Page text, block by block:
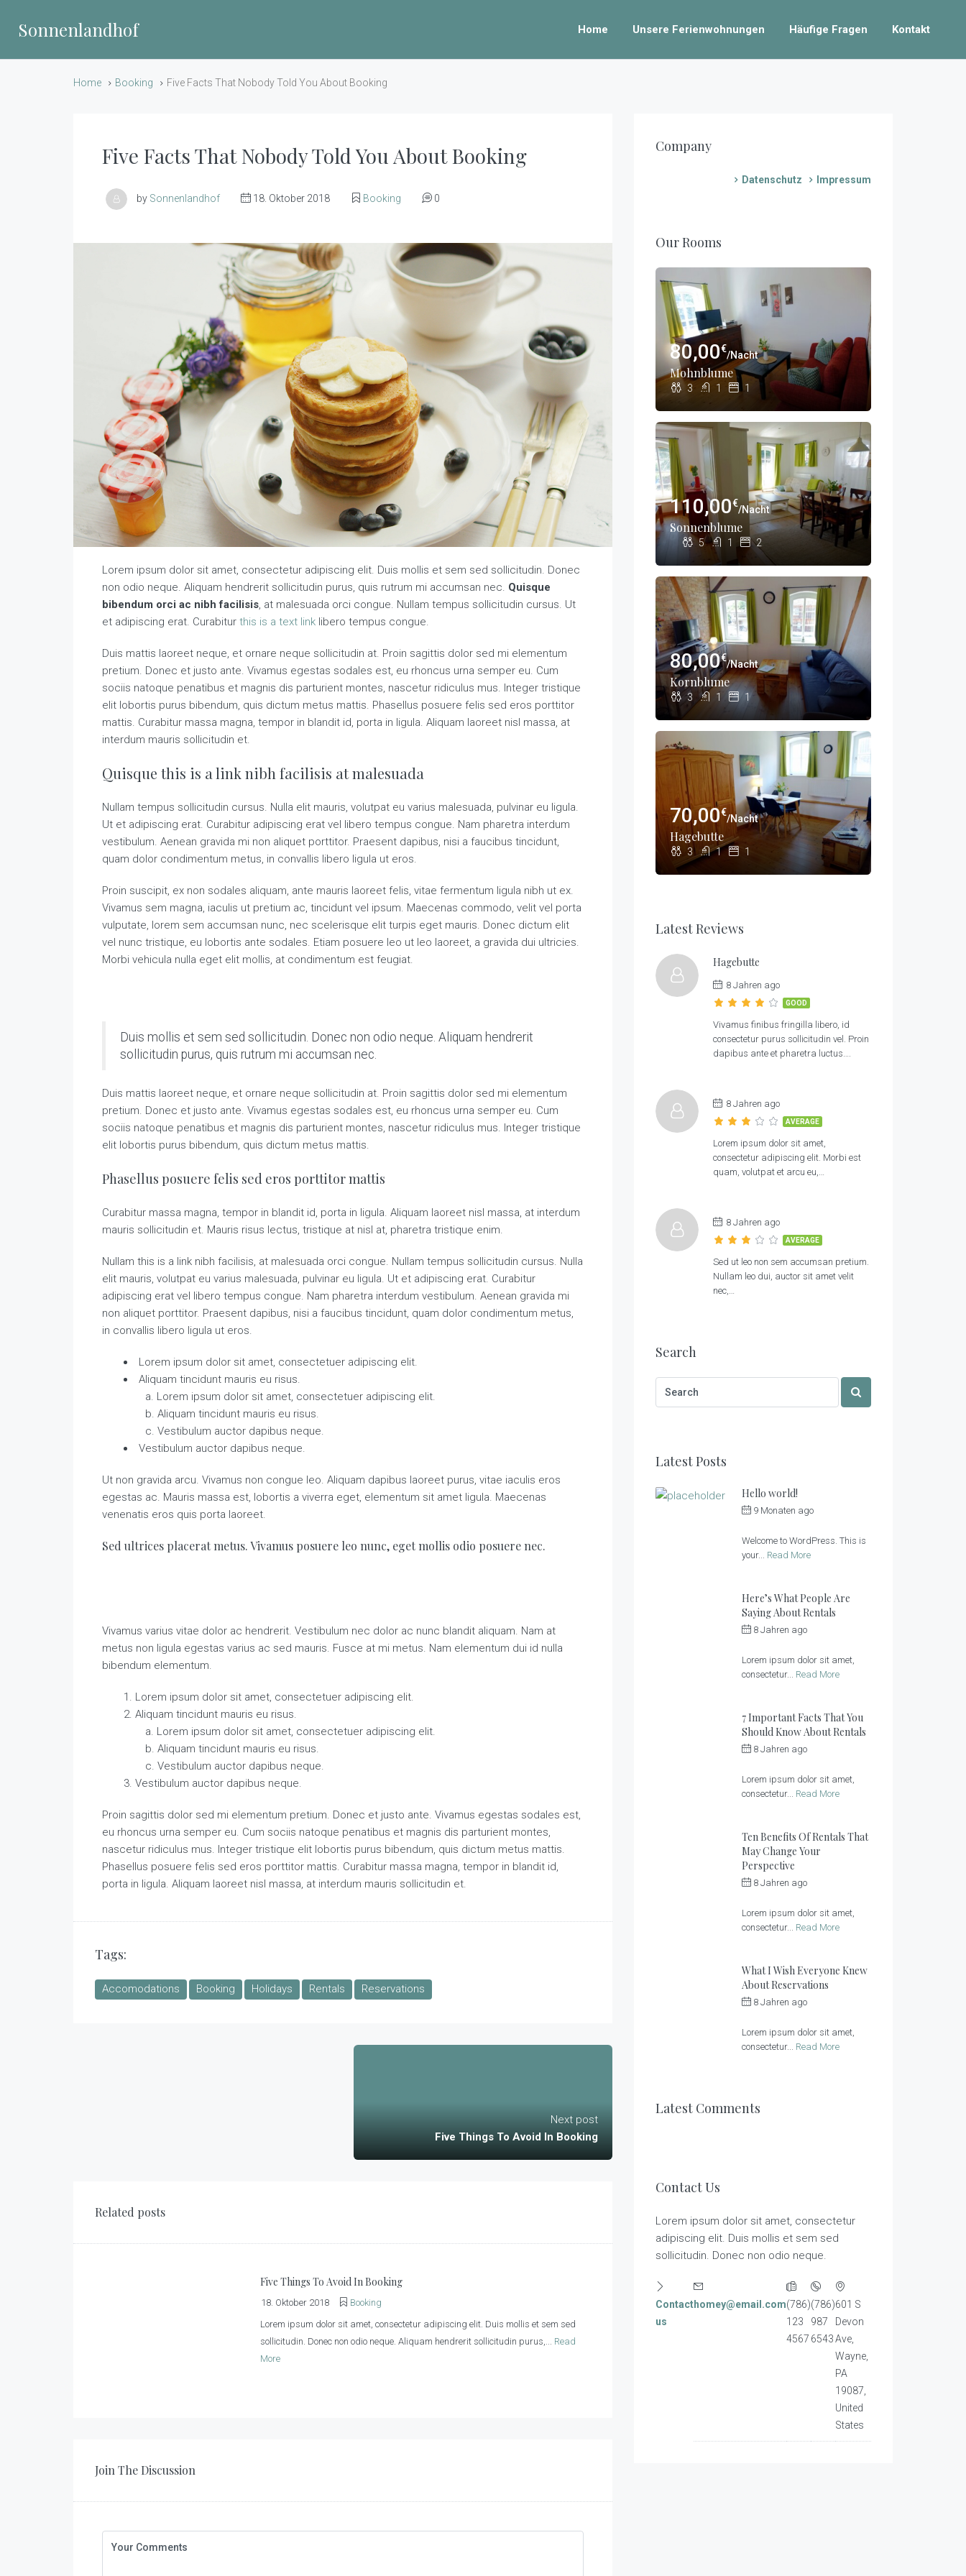
Sonnenlandhof Home Unsere Ferienwohnungen Häufige Fragen Kontakt
Home Booking Five Facts That Nobody Told You About Booking
Five Facts That Nobody Told You About Booking
by Sonnenlandhof 18. Oktober 2018 Booking 0
Lorem ipsum dolor sit amet, consectetur adipiscing elit. Duis mollis et sem sed sollicitudin. Donec
non odio neque. Aliquam hendrerit sollicitudin purus, quis rutrum mi accumsan nec. Quisque
bibendum orci ac nibh facilisis , at malesuada orci congue. Nullam tempus sollicitudin cursus. Ut
et adipiscing erat. Curabitur this is a text link libero tempus congue.
Duis mattis laoreet neque, et ornare neque sollicitudin at. Proin sagittis dolor sed mi elementum
pretium. Donec et justo ante. Vivamus egestas sodales est, eu rhoncus urna semper eu. Cum
sociis natoque penatibus et magnis dis parturient montes, nascetur ridiculus mus. Integer tristique
elit lobortis purus bibendum, quis dictum metus mattis. Phasellus posuere felis sed eros porttitor
mattis. Curabitur massa magna, tempor in blandit id, porta in ligula. Aliquam laoreet nisl massa, at
interdum mauris sollicitudin et.
Quisque this is a link nibh facilisis at malesuada
Nullam tempus sollicitudin cursus. Nulla elit mauris, volutpat eu varius malesuada, pulvinar eu ligula.
Ut et adipiscing erat. Curabitur adipiscing erat vel libero tempus congue. Nam pharetra interdum
vestibulum. Aenean gravida mi non aliquet porttitor. Praesent dapibus, nisi a faucibus tincidunt,
quam dolor condimentum metus, in convallis libero ligula ut eros.
Proin suscipit, ex non sodales aliquam, ante mauris laoreet felis, vitae fermentum ligula nibh ut ex.
Vivamus sem magna, iaculis ut pretium ac, tincidunt vel ipsum. Maecenas commodo, velit vel porta
vulputate, lorem sem accumsan nunc, nec scelerisque elit turpis eget mauris. Donec dictum elit
vel nunc tristique, eu lobortis ante sodales. Etiam posuere leo ut leo laoreet, a gravida dui ultricies.
Morbi vehicula nulla eget elit mollis, at condimentum est feugiat.
Duis mollis et sem sed sollicitudin. Donec non odio neque. Aliquam hendrerit
sollicitudin purus, quis rutrum mi accumsan nec.
Duis mattis laoreet neque, et ornare neque sollicitudin at. Proin sagittis dolor sed mi elementum
pretium. Donec et justo ante. Vivamus egestas sodales est, eu rhoncus urna semper eu. Cum
sociis natoque penatibus et magnis dis parturient montes, nascetur ridiculus mus. Integer tristique
elit lobortis purus bibendum, quis dictum metus mattis.
Phasellus posuere felis sed eros porttitor mattis
Curabitur massa magna, tempor in blandit id, porta in ligula. Aliquam laoreet nisl massa, at interdum
mauris sollicitudin et. Mauris risus lectus, tristique at nisl at, pharetra tristique enim.
Nullam this is a link nibh facilisis, at malesuada orci congue. Nullam tempus sollicitudin cursus. Nulla
elit mauris, volutpat eu varius malesuada, pulvinar eu ligula. Ut et adipiscing erat. Curabitur
adipiscing erat vel libero tempus congue. Nam pharetra interdum vestibulum. Aenean gravida mi
non aliquet porttitor. Praesent dapibus, nisi a faucibus tincidunt, quam dolor condimentum metus,
in convallis libero ligula ut eros.
Lorem ipsum dolor sit amet, consectetuer adipiscing elit.
Aliquam tincidunt mauris eu risus.
Lorem ipsum dolor sit amet, consectetuer adipiscing elit.
Aliquam tincidunt mauris eu risus.
Vestibulum auctor dapibus neque.
Vestibulum auctor dapibus neque.
Ut non gravida arcu. Vivamus non congue leo. Aliquam dapibus laoreet purus, vitae iaculis eros
egestas ac. Mauris massa est, lobortis a viverra eget, elementum sit amet ligula. Maecenas
venenatis eros quis porta laoreet.
Sed ultrices placerat metus. Vivamus posuere leo nunc, eget mollis odio posuere nec.
Vivamus varius vitae dolor ac hendrerit. Vestibulum nec dolor ac nunc blandit aliquam. Nam at
metus non ligula egestas varius ac sed mauris. Fusce at mi metus. Nam elementum dui id nulla
bibendum elementum.
Lorem ipsum dolor sit amet, consectetuer adipiscing elit.
Aliquam tincidunt mauris eu risus.
Lorem ipsum dolor sit amet, consectetuer adipiscing elit.
Aliquam tincidunt mauris eu risus.
Vestibulum auctor dapibus neque.
Vestibulum auctor dapibus neque.
Proin sagittis dolor sed mi elementum pretium. Donec et justo ante. Vivamus egestas sodales est,
eu rhoncus urna semper eu. Cum sociis natoque penatibus et magnis dis parturient montes,
nascetur ridiculus mus. Integer tristique elit lobortis purus bibendum, quis dictum metus mattis.
Phasellus posuere felis sed eros porttitor mattis. Curabitur massa magna, tempor in blandit id,
porta in ligula. Aliquam laoreet nisl massa, at interdum mauris sollicitudin et.
Tags:
Accomodations Booking Holidays Rentals Reservations
Next post
Five Things To Avoid In Booking
Related posts
Five Things To Avoid In Booking
18. Oktober 2018
Booking
Lorem ipsum dolor sit amet, consectetur adipiscing elit. Duis mollis et sem sed
sollicitudin. Donec non odio neque. Aliquam hendrerit sollicitudin purus,... Read
More
Join The Discussion
Company
Impressum
Datenschutz
Our Rooms
80,00€
/Nacht
Mohnblume
1
1
3
110,00€
/Nacht
Sonnenblume
2
1
5
80,00€
/Nacht
Kornblume
1
1
3
70,00€
/Nacht
Hagebutte
1
1
3
Latest Reviews
Hagebutte
8 Jahren ago
GOOD
Vivamus finibus fringilla libero, id
consectetur purus sollicitudin vel. Proin
dapibus ante et pharetra luctus….
8 Jahren ago
AVERAGE
Lorem ipsum dolor sit amet,
consectetur adipiscing elit. Morbi est
quam, volutpat et arcu eu,…
8 Jahren ago
AVERAGE
Sed ut leo non sem accumsan pretium.
Nullam leo dui, auctor sit amet velit
nec,…
Search
Latest Posts
Hello world!
9 Monaten ago
Welcome to WordPress. This is
your... Read More
Here’s What People Are
Saying About Rentals
8 Jahren ago
Lorem ipsum dolor sit amet,
consectetur... Read More
7 Important Facts That You
Should Know About Rentals
8 Jahren ago
Lorem ipsum dolor sit amet,
consectetur... Read More
Ten Benefits Of Rentals That
May Change Your
Perspective
8 Jahren ago
Lorem ipsum dolor sit amet,
consectetur... Read More
What I Wish Everyone Knew
About Reservations
8 Jahren ago
Lorem ipsum dolor sit amet,
consectetur... Read More
Latest Comments
Contact Us
Lorem ipsum dolor sit amet, consectetur
adipiscing elit. Duis mollis et sem sed
sollicitudin. Donec non odio neque.
601 S
Devon
Ave,
Wayne,
PA
19087,
United
States
(786)
987
6543
(786)
123
4567
homey@email.com
Contact
us